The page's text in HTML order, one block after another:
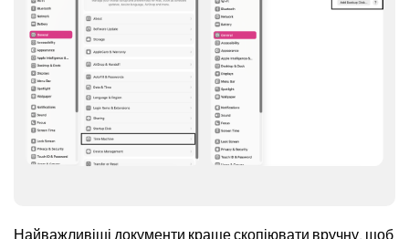
Найважливіші документи краще скопіювати вручну, щоб